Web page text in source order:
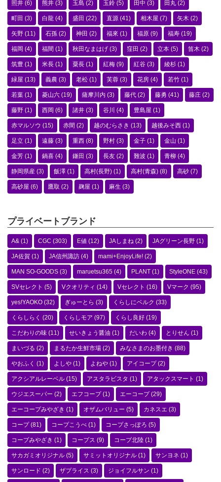
照井 (6) 熊井 (3) 玉島 (2) 玉鈴 (5) 田中 (3) 田丸 (2)
町田 (3) 白龍 (4) 盛田 (22) 直源 (41) 相木屋 (7) 矢木 (2)
矢野 (11) 石孫 (2) 神田 (2) 福來 (1) 福原 (9) 福寿 (19)
福岡 (4) 福間 (1) 秋田なまはげ (3) 窪田 (2) 立本 (5) 笛木 (2)
筑豊 (1) 米長 (1) 粟長 (1) 紅梅 (9) 紅谷 (3) 綾杉 (1)
緑屋 (13) 義農 (3) 老松 (1) 芙蓉 (3) 花房 (4) 若竹 (1)
若葉 (1) 菱山六 (19) 薩摩川内 (3) 藤代 (2) 藤勇 (41) 藤庄 (2)
藤野 (1) 西岡 (6) 諸井 (3) 谷川 (4) 豊島屋 (1)
赤マルソウ (15) 赤間 (2) 越のむらさき (13) 越後みそ西 (1)
足立 (1) 遠藤 (3) 重西 (8) 野村 (3) 金子 (1) 金山 (1)
金芳 (1) 鍋喜 (4) 鎌田 (3) 長友 (2) 難波 (1) 青柳 (4)
静岡県産 (3) 飯澤 (1) 高村(長野) (1) 高村(青森) (8) 高砂 (7)
高砂屋 (6) 鷹取 (2) 麹屋 (1) 麻生 (3)
プライベートブランド
A& (1) CGC (303) E値 (12) JAしまね (2) JAグリーン長野 (1)
JA佐賀 (1) JA信州諏訪 (4) mami+EnjoyLife! (2)
MAN SO-GOODS (3) maruetsu365 (4) PLANT (1) StyleONE (43)
SVセレクト (5) Vクオリティ (14) Vセレクト (16) Vマーク (95)
yes!YAOKO (32) ぎゅーとら (3) くらしにベルク (33)
くらしらく (20) くらしモア (97) くらし良好 (19)
こだわりの味 (11) せいきょう醤油 (1) だいわ (4) とりせん (1)
まいづる (2) まるたか生鮮市場 (2) みなさまのお墨付き (88)
やおふく (1) よしや (1) よねや (1) アイコープ(2)
アクシアルレーベル (15) アスタラビスタ (1) アタックスマート (1)
ウジエスーパー (2) エフコープ(1) エーコープ(29)
エーコープみやざき (1) オザムバリュー (5) カネスエ (3)
コープ(81) コープこうべ (1) コープさっぽろ (5)
コープみやざき (1) コープス (9) コープ北陸 (1)
サカガミオリジナル (5) サミットオリジナル (1) サンヨネ (1)
サンロード (2) ザプライス (3) ジョイフルサン (1)